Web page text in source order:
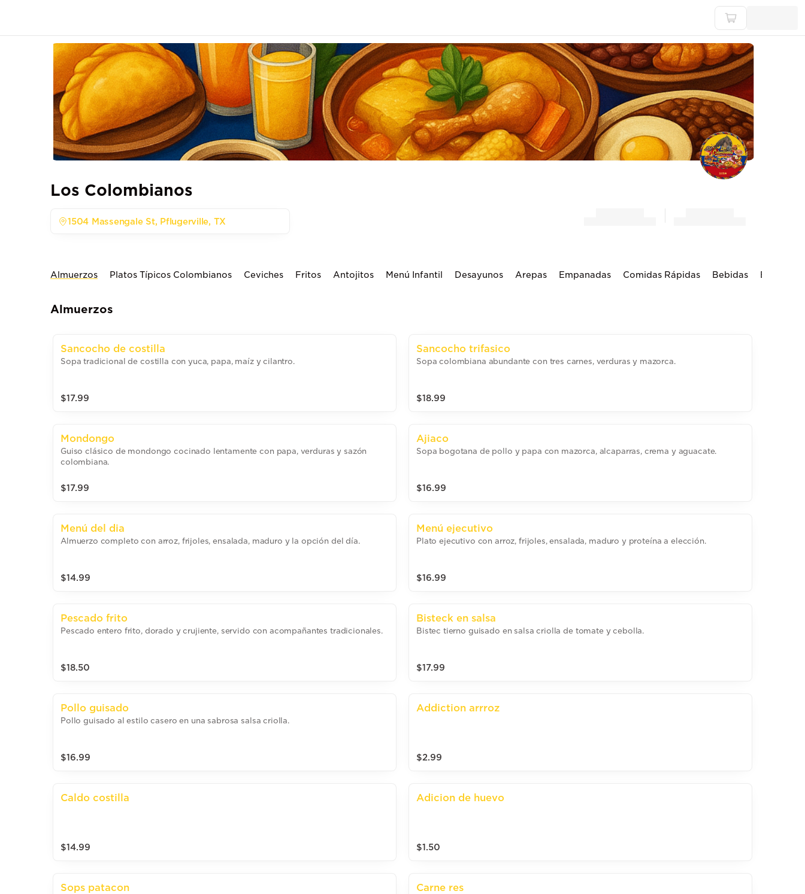
Los Colombianos
1504 Massengale St, Pflugerville, TX
Almuerzos Platos Típicos Colombianos Ceviches Fritos Antojitos Menú Infantil Desayunos Arepas Empanadas Comidas Rápidas Bebidas Bebidas
Almuerzos
Sancocho de costilla
Sopa tradicional de costilla con yuca, papa, maíz y cilantro.
$17.99
Sancocho trifasico
Sopa colombiana abundante con tres carnes, verduras y mazorca.
$18.99
Mondongo
Guiso clásico de mondongo cocinado lentamente con papa, verduras y sazón
colombiana.
$17.99
Ajiaco
Sopa bogotana de pollo y papa con mazorca, alcaparras, crema y aguacate.
$16.99
Menú del dia
Almuerzo completo con arroz, frijoles, ensalada, maduro y la opción del día.
$14.99
Menú ejecutivo
Plato ejecutivo con arroz, frijoles, ensalada, maduro y proteína a elección.
$16.99
Pescado frito
Pescado entero frito, dorado y crujiente, servido con acompañantes tradicionales.
$18.50
Bisteck en salsa
Bistec tierno guisado en salsa criolla de tomate y cebolla.
$17.99
Pollo guisado
Pollo guisado al estilo casero en una sabrosa salsa criolla.
$16.99
Addiction arrroz
$2.99
Caldo costilla
$14.99
Adicion de huevo
$1.50
Sops patacon Carne res